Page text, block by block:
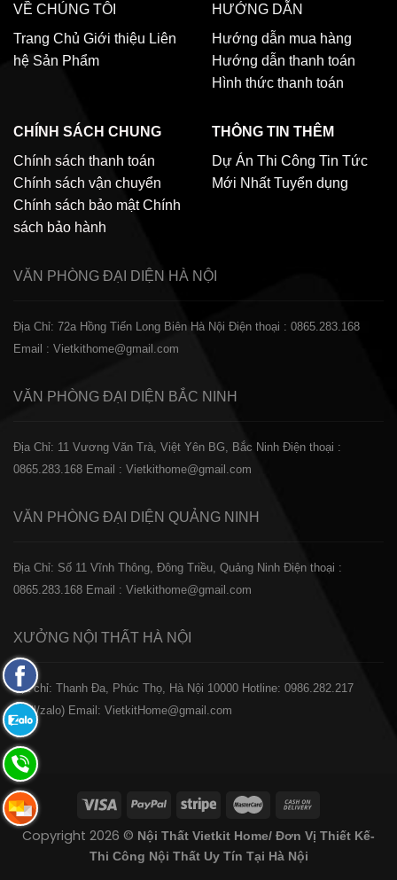
VỀ CHÚNG TÔI
Trang Chủ Giới thiệu Liên
hệ Sản Phẩm
HƯỚNG DẪN
Hướng dẫn mua hàng
Hướng dẫn thanh toán
Hình thức thanh toán
CHÍNH SÁCH CHUNG
Chính sách thanh toán
Chính sách vận chuyển
Chính sách bảo mật Chính
sách bảo hành
THÔNG TIN THÊM
Dự Án Thi Công Tin Tức
Mới Nhất Tuyển dụng
VĂN PHÒNG ĐẠI DIỆN HÀ NỘI
Địa Chỉ: 72a Hồng Tiến Long Biên Hà Nội Điện thoại : 0865.283.168
Email : Vietkithome@gmail.com
VĂN PHÒNG ĐẠI DIỆN BẮC NINH
Địa Chỉ: 11 Vương Văn Trà, Việt Yên BG, Bắc Ninh Điện thoại :
0865.283.168 Email : Vietkithome@gmail.com
VĂN PHÒNG ĐẠI DIỆN QUẢNG NINH
Địa Chỉ: Số 11 Vĩnh Thông, Đông Triều, Quảng Ninh Điện thoại :
0865.283.168 Email : Vietkithome@gmail.com
XƯỞNG NỘI THẤT HÀ NỘI
️Địa chỉ: Thanh Đa, Phúc Thọ, Hà Nội 10000 Hotline: 0986.282.217
(Call/zalo) Email: VietkitHome@gmail.com
Copyright 2026 © Nội Thất Vietkit Home/ Đơn Vị Thiết Kế-
Thi Công Nội Thất Uy Tín Tại Hà Nội
Fanpage
Facebook
Zalo:
0865.283.168
Hotline:
0865.283.168
Hotline:
0865.283.168